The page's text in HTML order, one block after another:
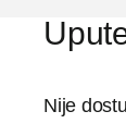
Nije